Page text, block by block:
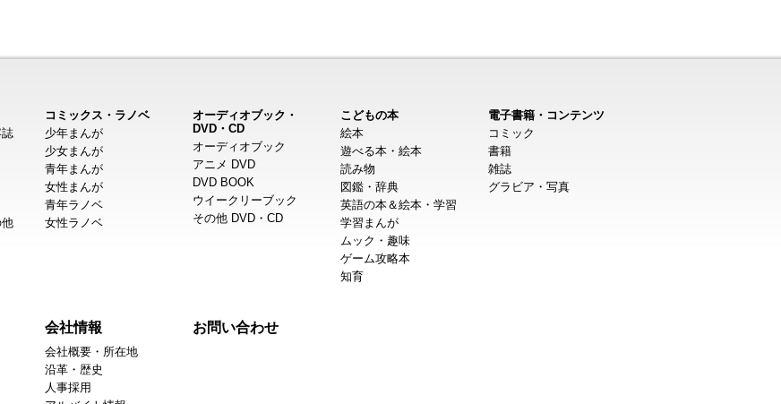
コミックス・ラノベ
少年まんが
少女まんが
青年まんが
女性まんが
青年ラノベ
女性ラノベ
オーディオブック・
DVD・CD
オーディオブック
アニメ DVD
DVD BOOK
ウイークリーブック
その他 DVD・CD
こどもの本
絵本
遊べる本・絵本
読み物
図鑑・辞典
英語の本＆絵本・学習
学習まんが
ムック・趣味
ゲーム攻略本
知育
電子書籍・コンテンツ
コミック
書籍
雑誌
グラビア・写真
会社情報
会社概要・所在地
沿革・歴史
人事採用
お問い合わせ